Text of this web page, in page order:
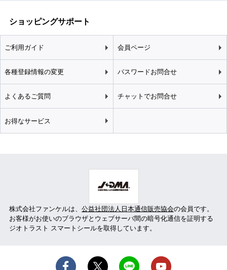
ショッピングサポート
ご利用ガイド 会員ページ
各種登録情報の変更 パスワードお問合せ
よくあるご質問 チャットでお問合せ
お得なサービス
株式会社ファンケルは、 公益社団法人日本通信販売協会の会員です。
お客様がお使いのブラウザとウェブサーバ間の暗号化通信を証明する
ジオトラスト スマートシールを取得しています。